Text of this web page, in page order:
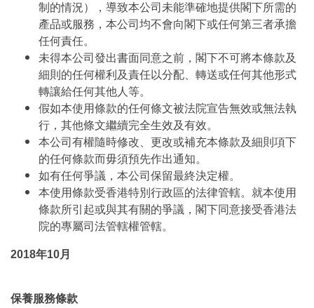
制的情況），導致本公司未能準確地提供閣下所需的
產品或服務，本公司均不會向閣下或任何第三者承擔
任何責任。
未得本公司發出書面同意之前，閣下不可將本條款及
細則的任何權利及責任以分配、轉送或任何其他形式
轉讓給任何其他人等。
假如本使用條款的任何條文被法院宣告無效或無法執
行，其他條文繼續完全生效及有效。
本公司有權隨時修改、更改或補充本條款及細則項下
的任何條款而毋須預先作出通知。
如有任何爭議，本公司保留最終決定權。
本使用條款受香港特別行政區的法律管轄。就本使用
條款所引起或與其有關的爭議，閣下同意接受香港法
院的專屬司法管轄權管轄。
2018年10月
保養服務條款